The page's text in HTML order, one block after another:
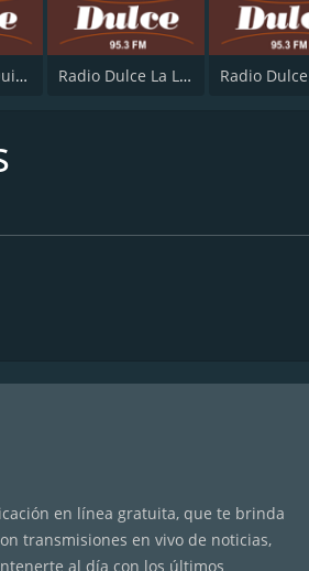
Radio Dulce Quillota Radio Dulce La Ligua
en línea gratuita, que te brinda
transmisiones en vivo de noticias,
al día con los últimos